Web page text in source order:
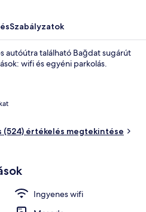
Szabályzatok
autóútra található Bağdat sugárút
wifi és egyéni parkolás.
(524) értékelés megtekintése
Ingyenes wifi